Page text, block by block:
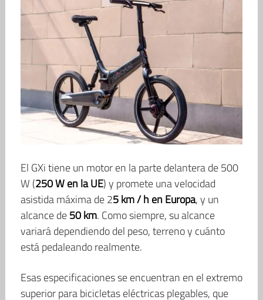
El GXi tiene un motor en la parte delantera de 500
W (250 W en la UE) y promete una velocidad
asistida máxima de 25 km / h en Europa, y un
alcance de50 km. Como siempre, su alcance
variará dependiendo del peso, terreno y cuánto
está pedaleando realmente.
Esas especificaciones se encuentran en el extremo
superior para bicicletas eléctricas plegables, que